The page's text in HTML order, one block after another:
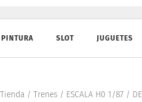
PINTURA SLOT JUGUETES
Tienda/ Trenes/ ESCALA H0 1/87/